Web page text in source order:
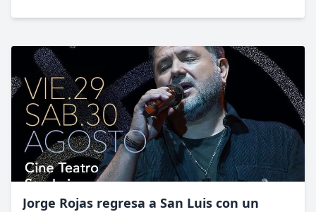
Jorge Rojas regresa a San Luis con un